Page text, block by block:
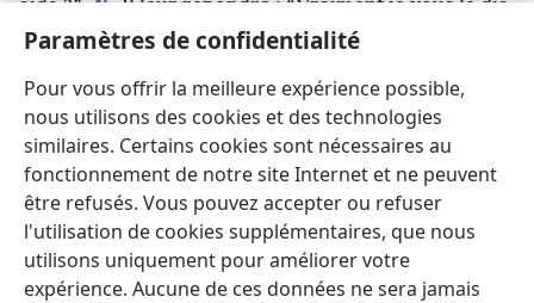
Paramètres de confidentialité
Pour vous offrir la meilleure expérience possible,
nous utilisons des cookies et des technologies
similaires. Certains cookies sont nécessaires au
fonctionnement de notre site Internet et ne peuvent
être refusés. Vous pouvez accepter ou refuser
l'utilisation de cookies supplémentaires, que nous
utilisons uniquement pour améliorer votre
expérience. Aucune de ces données ne sera jamais
aidé ?”
Il leur répondra : “Vraiment je vous le dis,
dans la mesure où vous ne l’avez pas fait à l’un des
l’avez pas fait+.” 46 Et ils subiront la mort
éternelle+, mais les justes recevront la vie
éternelle
Français Partager Préférences